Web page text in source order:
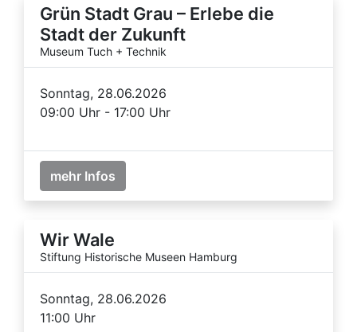
Grün Stadt Grau – Erlebe die
Stadt der Zukunft
Museum Tuch + Technik
Sonntag, 28.06.2026
09:00 Uhr - 17:00 Uhr
mehr Infos
Wir Wale
Stiftung Historische Museen Hamburg
Sonntag, 28.06.2026
11:00 Uhr